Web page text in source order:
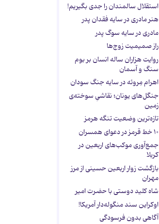
استقلال سالمندان را جدی بگیریم!
هنر مادری در سایه‌ فقدان پدر
مادری در سایه سوگ پدر
راز صمیمیت زوج‌ها
روایت هزاران ساله انسان بر بوم
سنگ و آسمان
اهرام مِروئه در سایه جنگ سودان
جنگل‌های یونان؛ نقاشیِ سوخته‌ی
زمین
تازه‌ترین وضعیت تنگه هرمز
۱۰ خط قرمز در دعوای همسران
جمع‌آوری موکب‌های اربعین در
کربلا
بازگشت زوار اربعین حسینی از مرز
مهران
شاه کلید دوستی با حضرت امیر
اوکراین سند منگوله‌دار آمریکا!
آگاهی بدون فرسودگی